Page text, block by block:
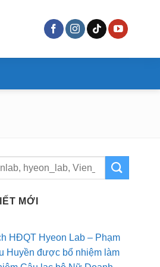
MỚI
HĐQT Hyeon Lab – Phạm
Huyền được bổ nhiệm làm